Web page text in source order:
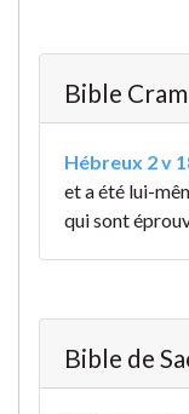
Bible
Hébreux 2 v
et a été lui-
qui sont
Bible de